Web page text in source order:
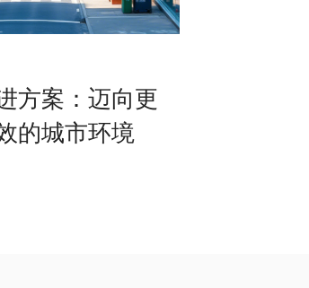
方案：迈向更
的城市环境